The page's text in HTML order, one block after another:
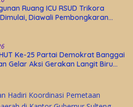
Ruang ICU RSUD Trikora
Diawali Pembongkaran
Ke-25 Partai Demokrat Banggai
Gelar Aksi Gerakan Langit Biru